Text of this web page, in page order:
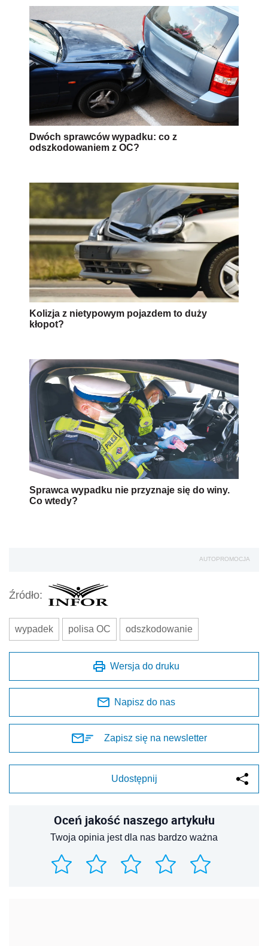
Dwóch sprawców wypadku: co z
odszkodowaniem z OC?
Kolizja z nietypowym pojazdem to duży
kłopot?
Sprawca wypadku nie przyznaje się do winy.
Co wtedy?
AUTOPROMOCJA
Źródło:
wypadek polisa OC odszkodowanie
Wersja do druku
Napisz do nas
Zapisz się na newsletter
Udostępnij
Oceń jakość naszego artykułu
Twoja opinia jest dla nas bardzo ważna